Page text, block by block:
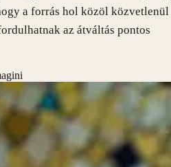
a forrás hol közöl közvetlenül
az átváltás pontos